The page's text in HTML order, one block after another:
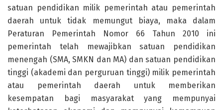
satuan pendidikan milik pemerintah atau pemerintah
daerah untuk tidak memungut biaya, maka dalam
Peraturan Pemerintah Nomor 66 Tahun 2010 ini
pemerintah telah mewajibkan satuan pendidikan
menengah (SMA, SMKN dan MA) dan satuan pendidikan
tinggi (akademi dan perguruan tinggi) milik pemerintah
atau pemerintah daerah untuk memberikan
kesempatan bagi masyarakat yang mempunyai